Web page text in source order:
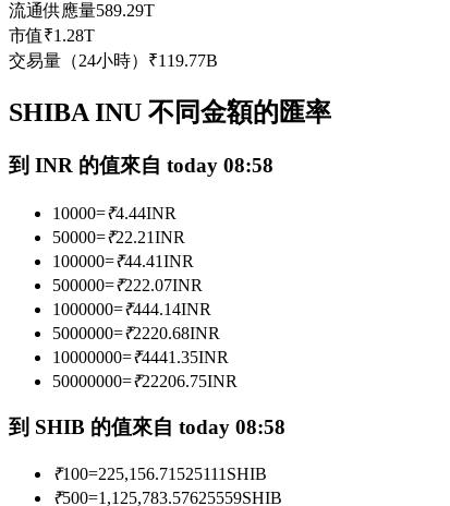
USDC永續
跟單
與頂尖交易專家同行
流通供應量589.29T
市值₹1.28T
交易量（24小時） ₹119.77B
SHIBA INU 不同金額的匯率
到 INR 的值來自 today 08:58
10000=₹4.44INR
50000=₹22.21INR
100000=₹44.41INR
500000=₹222.07INR
1000000=₹444.14INR
5000000=₹2220.68INR
10000000=₹4441.35INR
50000000=₹22206.75INR
到 SHIB 的值來自 today 08:58
₹100=225,156.71525111 SHIB
₹500=1,125,783.57625559SHIB